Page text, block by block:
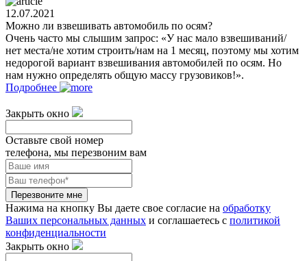
12.07.2021
Можно ли взвешивать автомобиль по осям?
Очень часто мы слышим запрос: «У нас мало взвешиваний/
нет места/не хотим строить/нам на 1 месяц, поэтому мы хотим
недорогой вариант взвешивания автомобилей по осям. Но
нам нужно определять общую массу грузовиков!».
Подробнее
Закрыть окно
Оставьте свой номер
телефона, мы перезвоним вам
Перезвоните мне
Нажима на кнопку Вы даете свое согласие на обработку
Ваших персональных данных и соглашаетесь с политикой
конфиденциальности
Закрыть окно